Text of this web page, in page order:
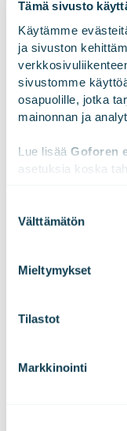
Tämä sivusto
Käytämme
ja sivuston
sivustomme
osapuolille, jotka
mainonnan ja
Lue lisää Goforen
asetuksia koska
valinta
Välttämätön
Mieltymykset
Tilastot
Markkinointi
JAA LinkedInissä
X:ssä
Tilaa
Tilaa